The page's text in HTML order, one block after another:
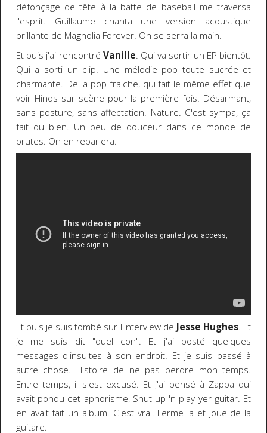
défonçage de tête à la batte de baseball me traversa
l'esprit. Guillaume chanta une version acoustique
brillante de Magnolia Forever. On se serra la main.
Et puis j'ai rencontré Vanille. Qui va sortir un EP bientôt.
Qui a sorti un clip. Une mélodie pop toute sucrée et
charmante. De la pop fraiche, qui fait le même effet que
voir Hinds sur scène pour la première fois. Désarmant,
sans posture, sans affectation. Nature. C'est sympa, ça
fait du bien. Un peu de douceur dans ce monde de
brutes. On en reparlera.
Et puis je suis tombé sur l'interview de Jesse Hughes. Et
je me suis dit "quel con". Et j'ai posté quelques
messages d'insultes à son endroit. Et je suis passé à
autre chose. Histoire de ne pas perdre mon temps.
Entre temps, il s'est excusé. Et j'ai pensé à Zappa qui
avait pondu cet aphorisme, Shut up 'n play yer guitar. Et
en avait fait un album. C'est vrai. Ferme la et joue de la
guitare.